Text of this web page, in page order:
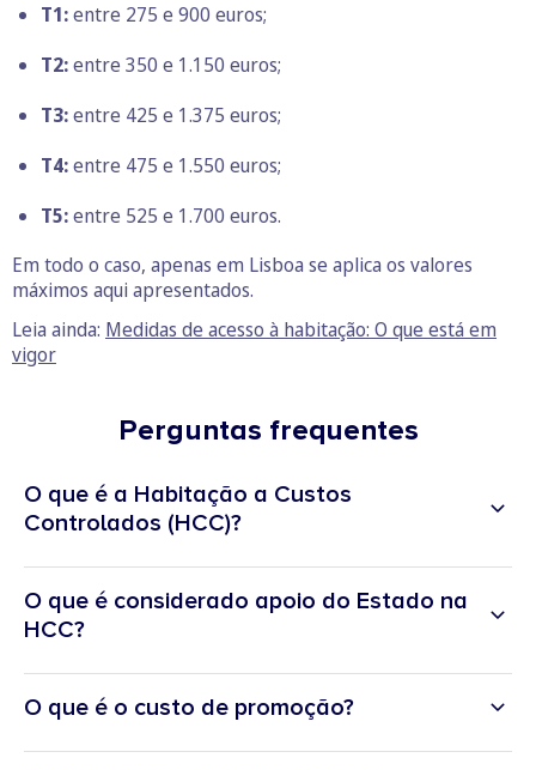
T1:entre 275 e 900 euros;
T2:entre 350 e 1.150 euros;
T3:entre 425 e 1.375 euros;
T4:entre 475 e 1.550 euros;
T5:entre 525 e 1.700 euros.
Em todo o caso, apenas em Lisboa se aplica os valores
máximos aqui apresentados.
Leia ainda: Medidas de acesso à habitação: O que está em
vigor
Perguntas frequentes
O que é a Habitação a Custos
Controlados (HCC)?
O que é considerado apoio do Estado na
HCC?
O que é o custo de promoção?